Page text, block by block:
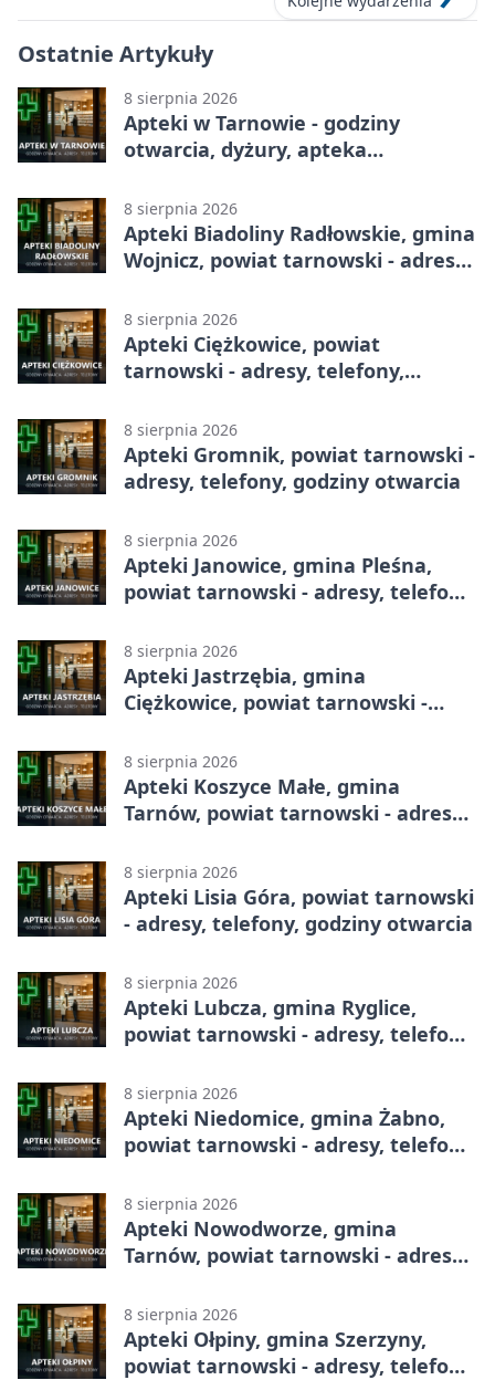
Ostatnie Artykuły
8 sierpnia 2026
Apteki w Tarnowie - godziny
otwarcia, dyżury, apteka
8 sierpnia 2026
Apteki Biadoliny Radłowskie, gmina
Wojnicz, powiat tarnowski - adresy,
8 sierpnia 2026
Apteki Ciężkowice, powiat
tarnowski - adresy, telefony,
8 sierpnia 2026
Apteki Gromnik, powiat tarnowski -
adresy, telefony, godziny otwarcia
8 sierpnia 2026
Apteki Janowice, gmina Pleśna,
powiat tarnowski - adresy, telefony,
8 sierpnia 2026
Apteki Jastrzębia, gmina
Ciężkowice, powiat tarnowski -
8 sierpnia 2026
Apteki Koszyce Małe, gmina
Tarnów, powiat tarnowski - adresy,
8 sierpnia 2026
Apteki Lisia Góra, powiat tarnowski
- adresy, telefony, godziny otwarcia
8 sierpnia 2026
Apteki Lubcza, gmina Ryglice,
powiat tarnowski - adresy, telefony,
8 sierpnia 2026
Apteki Niedomice, gmina Żabno,
powiat tarnowski - adresy, telefony,
8 sierpnia 2026
Apteki Nowodworze, gmina
Tarnów, powiat tarnowski - adresy,
8 sierpnia 2026
Apteki Ołpiny, gmina Szerzyny,
powiat tarnowski - adresy, telefony,